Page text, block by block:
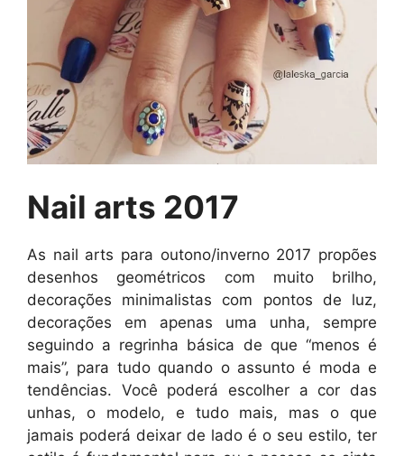
Nail arts 2017
As nail arts para outono/inverno 2017 propões
desenhos geométricos com muito brilho,
decorações minimalistas com pontos de luz,
decorações em apenas uma unha, sempre
seguindo a regrinha básica de que “menos é
mais”, para tudo quando o assunto é moda e
tendências. Você poderá escolher a cor das
unhas, o modelo, e tudo mais, mas o que
jamais poderá deixar de lado é o seu estilo, ter